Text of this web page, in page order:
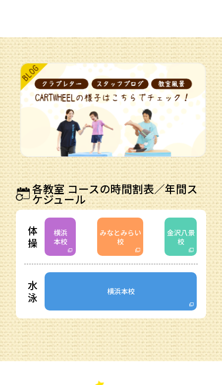
各教室 コースの時間割表／年間ス
ケジュール
体
操
横浜
本校
みなとみらい
校
金沢八景
校
水
泳
横浜本校